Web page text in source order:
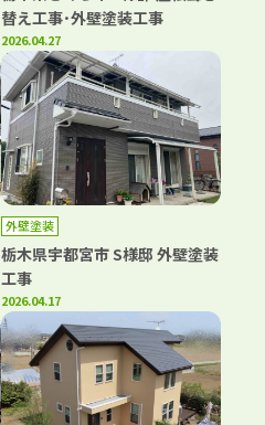
替え工事･外壁塗装工事
2026.04.27
外壁塗装
栃木県宇都宮市 S様邸 外壁塗装
工事
2026.04.17